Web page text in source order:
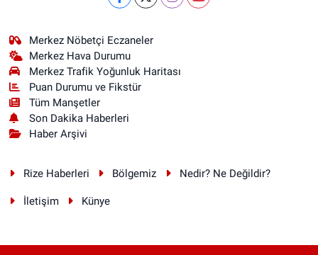
Merkez Nöbetçi Eczaneler
Merkez Hava Durumu
Merkez Trafik Yoğunluk Haritası
Puan Durumu ve Fikstür
Tüm Manşetler
Son Dakika Haberleri
Haber Arşivi
Rize Haberleri Bölgemiz Nedir? Ne Değildir?
İletişim Künye